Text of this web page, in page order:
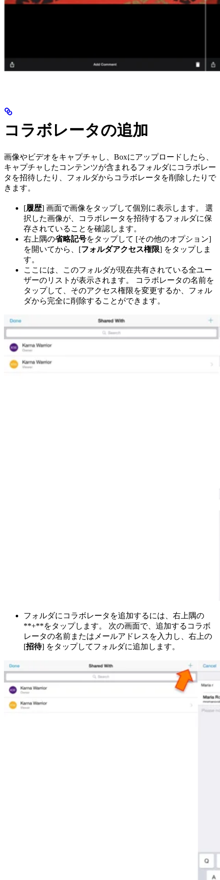
コラボレータの追加
画像やビデオをキャプチャし、Boxにアップロードしたら、
キャプチャしたコンテンツが含まれるフォルダにコラボレー
タを招待したり、フォルダからコラボレータを削除したりで
きます。
[履歴] 画面で画像をタップして個別に表示します。 選
択した画像が、コラボレータを招待するフォルダに保
存されていることを確認します。
右上隅の省略記号をタップして [その他のオプション]
を開いてから、[フォルダアクセス権限] をタップしま
す。
ここには、このフォルダが現在共有されている全ユー
ザーのリストが表示されます。 コラボレータの名前を
タップして、そのアクセス権限を変更するか、フォル
ダから完全に削除することができます。
フォルダにコラボレータを追加するには、右上隅の
**+**をタップします。 次の画面で、追加するコラボ
レータの名前またはメールアドレスを入力し、右上の
[招待] をタップしてフォルダに追加します。